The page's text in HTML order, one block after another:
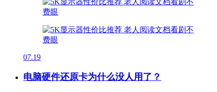
07.19
电脑硬件还原卡为什么没人用了？